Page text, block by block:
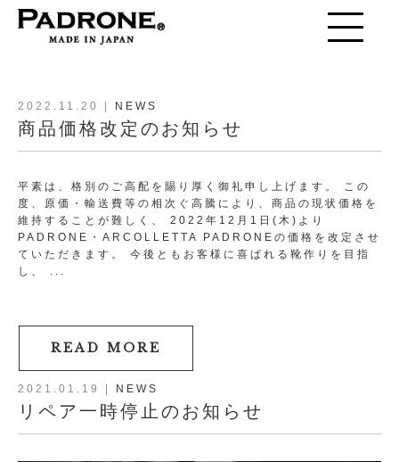
toggle
navigation
2022.11.20 NEWS
商品価格改定のお知らせ
平素は、格別のご高配を賜り厚く御礼申し上げます。 この
度、原価・輸送費等の相次ぐ高騰により、商品の現状価格を
維持することが難しく、 2022年12月1日(木)より
PADRONE・ARCOLLETTA PADRONEの価格を改定させ
ていただきます。 今後ともお客様に喜ばれる靴作りを目指
し、 ...
READ MORE
2021.01.19 NEWS
リペア一時停止のお知らせ